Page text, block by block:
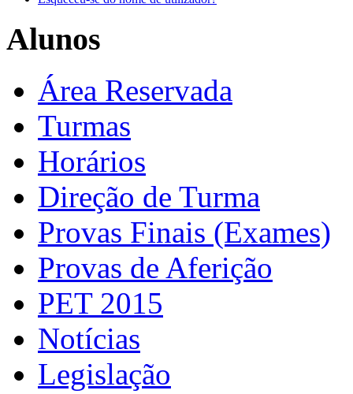
Alunos
Área Reservada
Turmas
Horários
Direção de Turma
Provas Finais (Exames)
Provas de Aferição
PET 2015
Notícias
Legislação